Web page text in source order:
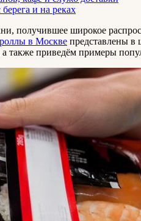
и на реках
получившее широкое
роллы в Москве представлены в
а также приведём примеры